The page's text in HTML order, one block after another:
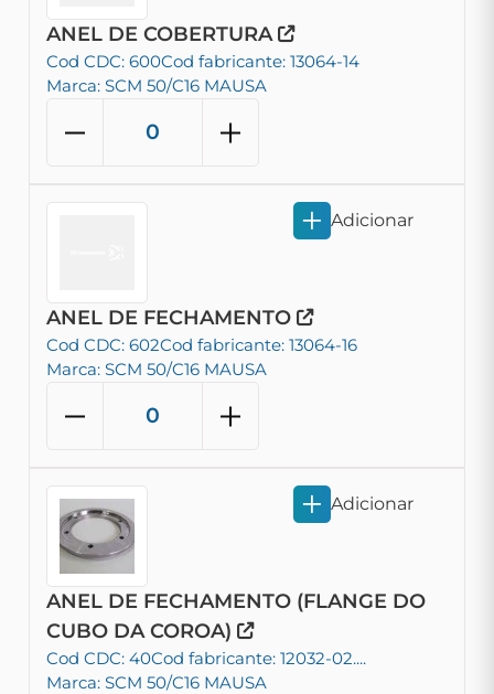
ANEL DE COBERTURA
Cod CDC: 600Cod fabricante: 13064-14
Marca: SCM 50/C16 MAUSA
ANEL DE FECHAMENTO
Cod CDC: 602Cod fabricante: 13064-16
Marca: SCM 50/C16 MAUSA
Adicionar
ANEL DE FECHAMENTO (FLANGE DO
CUBO DA COROA)
Cod CDC: 40Cod fabricante: 12032-02....
Marca: SCM 50/C16 MAUSA
Adicionar